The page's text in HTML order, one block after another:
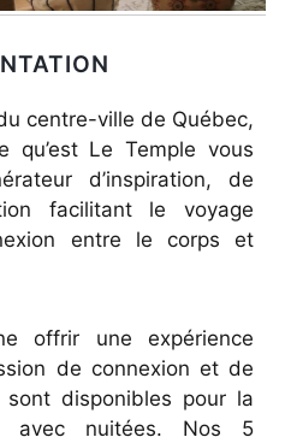
centre-ville de Québec,
qu’est Le Temple vous
d’inspiration, de
facilitant le voyage
entre le corps et
offrir une expérience
de connexion et de
disponibles pour la
avec nuitées. Nos 5